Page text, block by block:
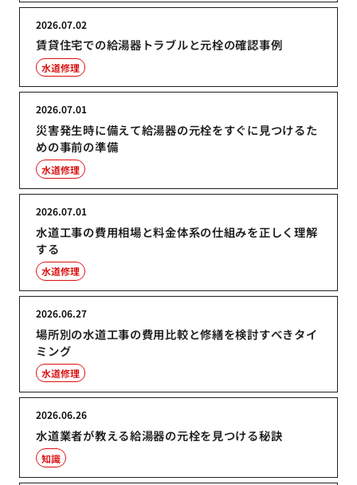
賃貸住宅での給湯器トラブルと元栓の確認事例
2026.07.02
水道修理
災害発生時に備えて給湯器の元栓をすぐに見つけるた
めの事前の準備
2026.07.01
水道修理
水道工事の費用相場と料金体系の仕組みを正しく理解
する
2026.07.01
水道修理
場所別の水道工事の費用比較と修繕を検討すべきタイ
ミング
2026.06.27
水道修理
水道業者が教える給湯器の元栓を見つける秘訣
2026.06.26
知識